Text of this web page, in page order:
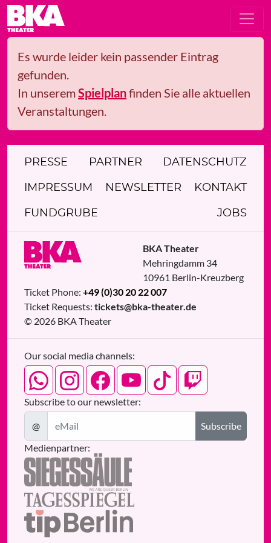
Es wurde leider kein passender Eintrag
gefunden.
In unseremSpielplanfinden Sie alle aktuellen
Veranstaltungen.
PRESSE PARTNER DATENSCHUTZ
IMPRESSUM NEWSLETTER KONTAKT
FUNDGRUBE JOBS
BKA Theater
Mehringdamm 34
10961 Berlin-Kreuzberg
Ticket Phone: +49 (0)30 20 22 007
Ticket Requests: tickets@bka-theater.de
© 2026 BKA Theater
Our social media channels:
Subscribe to our newsletter:
@
Subscribe
Medienpartner: